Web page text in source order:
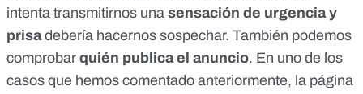
intenta transmitirnos una sensación de urgencia y
prisadebería hacernos sospechar. También podemos
comprobar quién publica el anuncio. En uno de los
casos que hemos comentado anteriormente, la página